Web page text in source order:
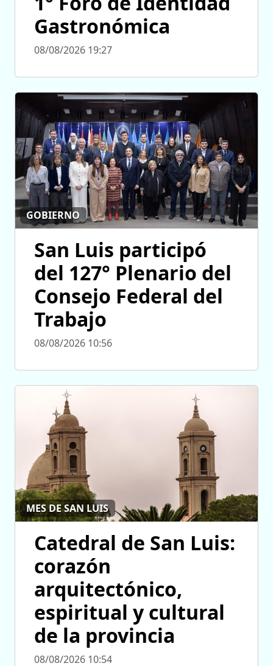
Gastronómica
08/08/2026 19:27
GOBIERNO
San Luis participó
del 127° Plenario del
Consejo Federal del
Trabajo
08/08/2026 10:56
MES DE SAN LUIS
Catedral de San Luis:
corazón
arquitectónico,
espiritual y cultural
de la provincia
08/08/2026 10:54